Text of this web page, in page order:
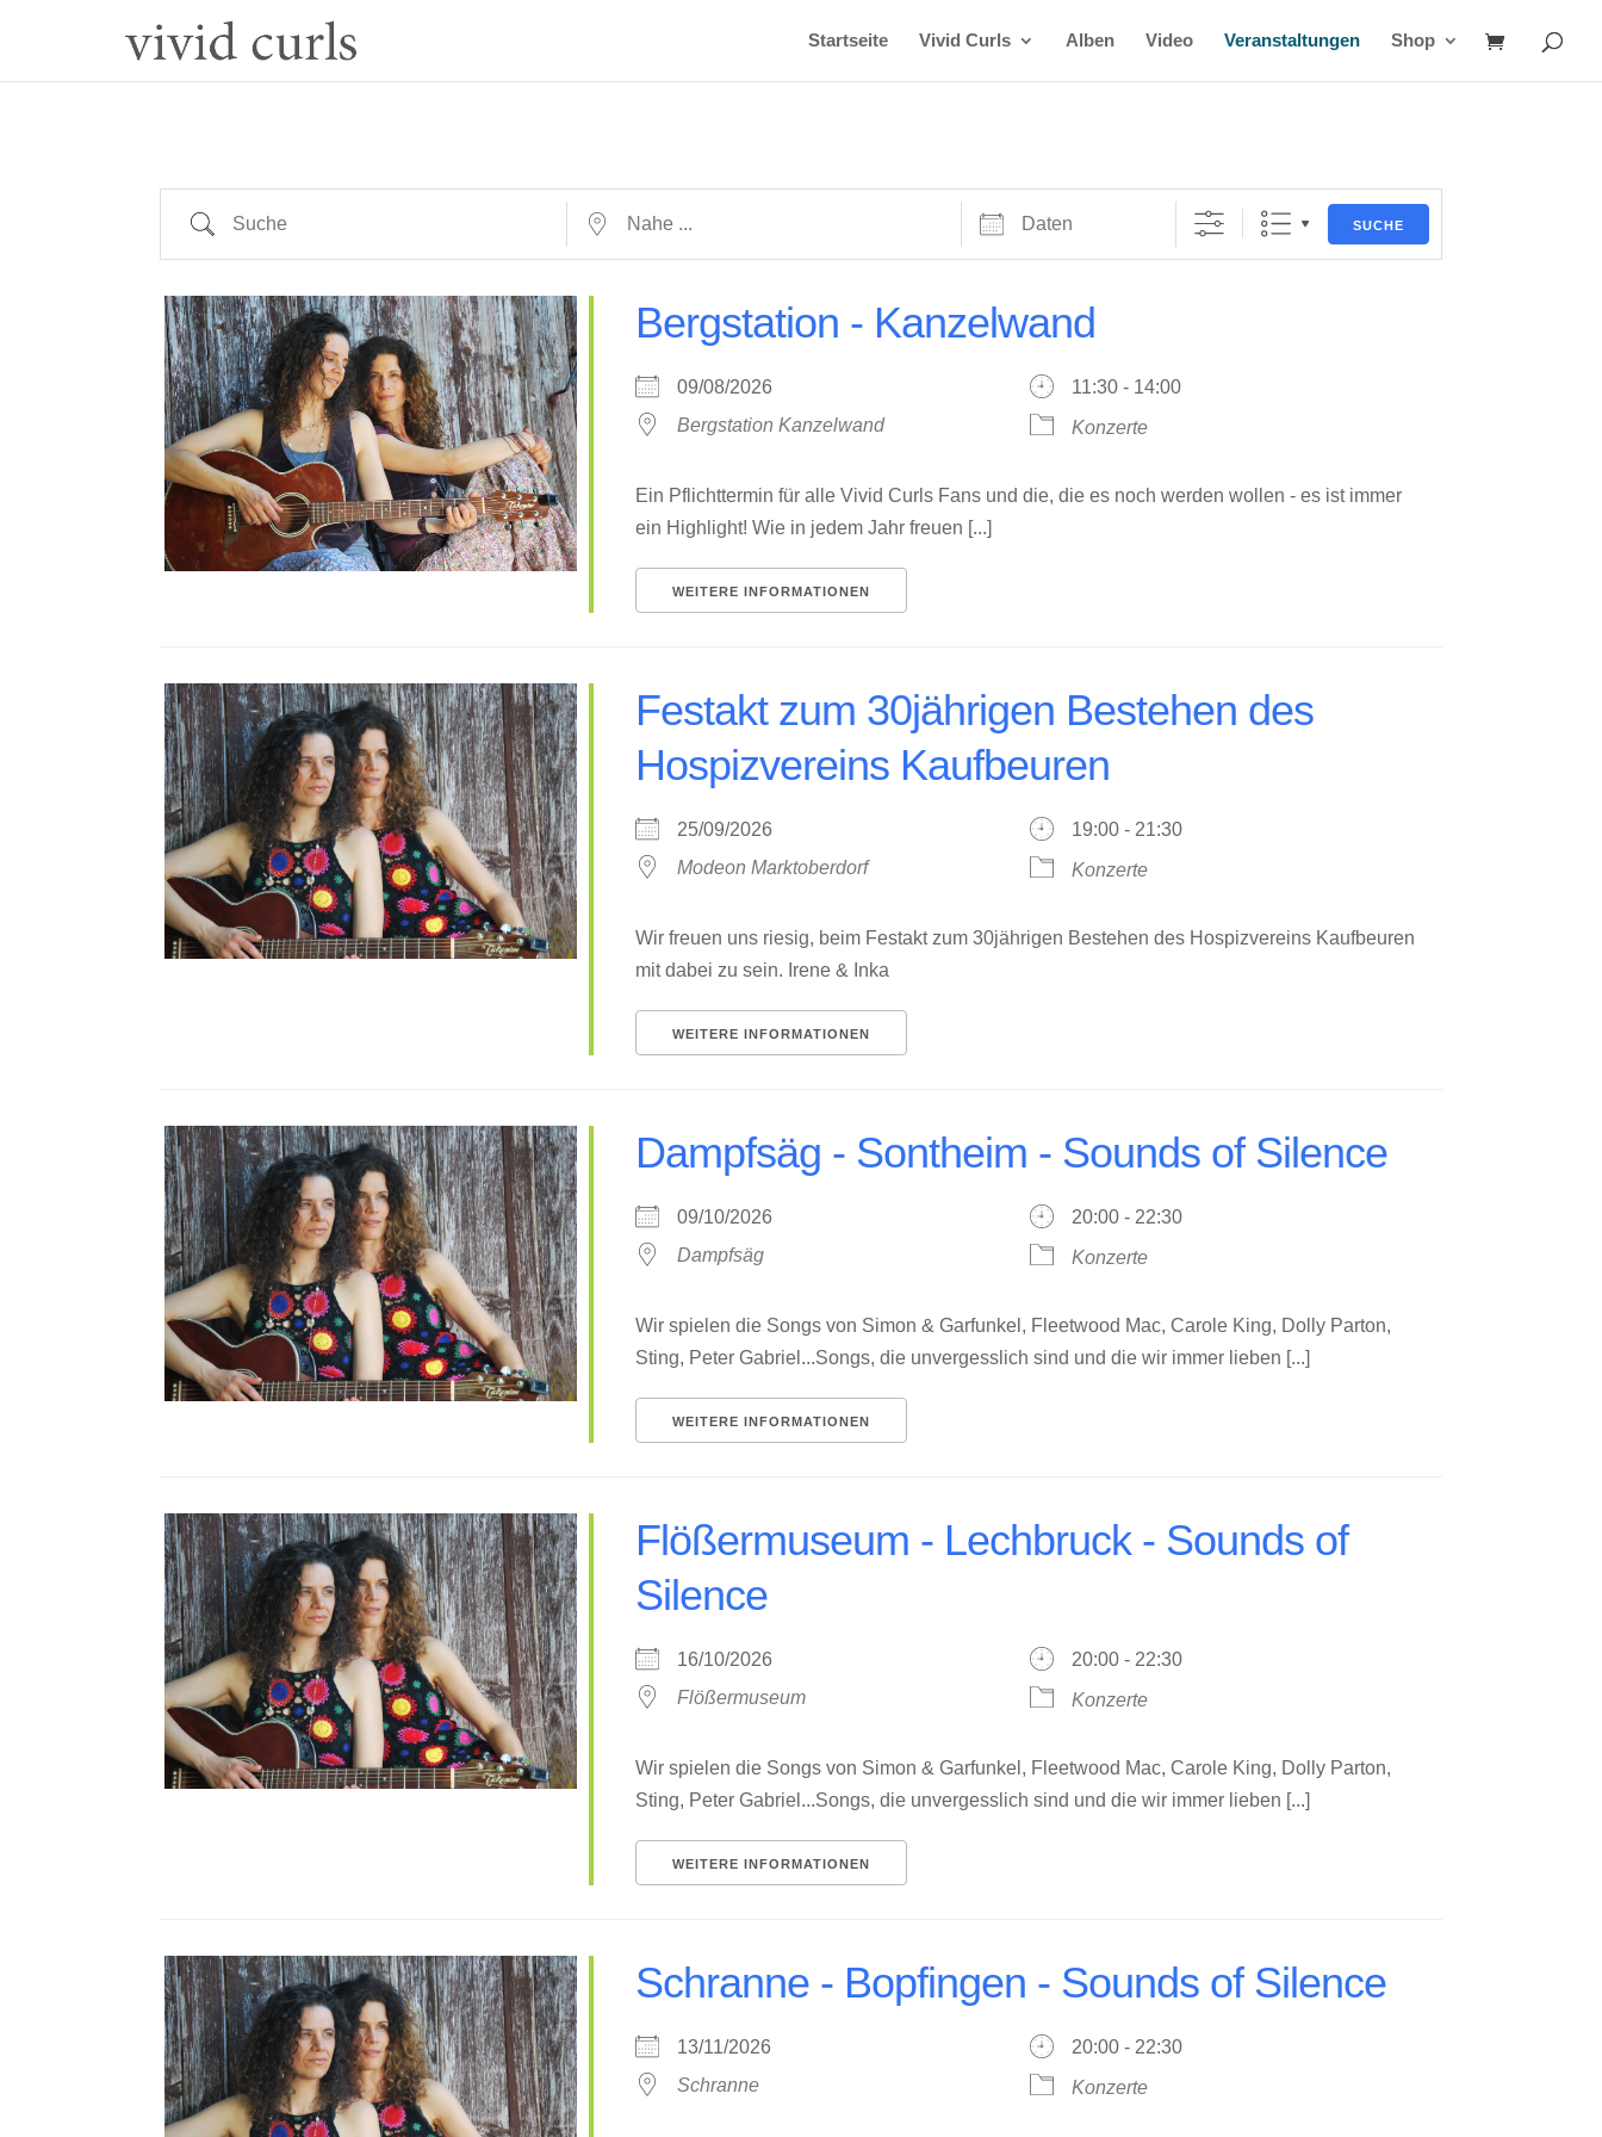
Startseite Vivid Curls Alben Video Veranstaltungen Shop
Suche Nahe ... Daten SUCHE
Bergstation - Kanzelwand
09/08/2026
11:30 - 14:00
Bergstation Kanzelwand
Konzerte
Ein Pflichttermin für alle Vivid Curls Fans und die, die es noch werden wollen - es ist immer
ein Highlight! Wie in jedem Jahr freuen [...]
WEITERE INFORMATIONEN
Festakt zum 30jährigen Bestehen des
Hospizvereins Kaufbeuren
25/09/2026
19:00 - 21:30
Modeon Marktoberdorf
Konzerte
Wir freuen uns riesig, beim Festakt zum 30jährigen Bestehen des Hospizvereins Kaufbeuren
mit dabei zu sein. Irene & Inka
WEITERE INFORMATIONEN
Dampfsäg - Sontheim - Sounds of Silence
09/10/2026
20:00 - 22:30
Dampfsäg
Konzerte
Wir spielen die Songs von Simon & Garfunkel, Fleetwood Mac, Carole King, Dolly Parton,
Sting, Peter Gabriel...Songs, die unvergesslich sind und die wir immer lieben [...]
WEITERE INFORMATIONEN
Flößermuseum - Lechbruck - Sounds of
Silence
16/10/2026
20:00 - 22:30
Flößermuseum
Konzerte
Wir spielen die Songs von Simon & Garfunkel, Fleetwood Mac, Carole King, Dolly Parton,
Sting, Peter Gabriel...Songs, die unvergesslich sind und die wir immer lieben [...]
WEITERE INFORMATIONEN
Schranne - Bopfingen - Sounds of Silence
13/11/2026
20:00 - 22:30
Schranne
Konzerte